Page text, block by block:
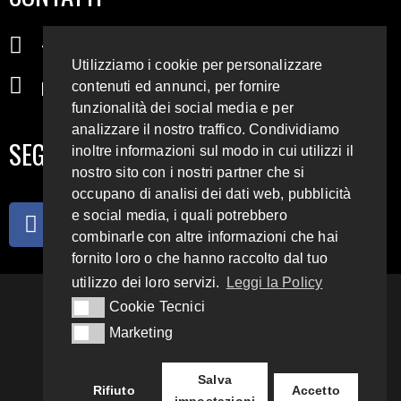
+39 345 72 72 88 5
radiodigiesse@gmail.com
SEGUICI SUI SOCIAL
93.4 E 95.3 FM
Utilizziamo i cookie per personalizzare
contenuti ed annunci, per fornire
funzionalità dei social media e per
analizzare il nostro traffico. Condividiamo
inoltre informazioni sul modo in cui utilizzi il
nostro sito con i nostri partner che si
occupano di analisi dei dati web, pubblicità
e social media, i quali potrebbero
combinarle con altre informazioni che hai
fornito loro o che hanno raccolto dal tuo
utilizzo dei loro servizi.
Leggi la Policy
Cookie Tecnici
Cookie Tecnici
MarketingMarketing
Rifiuto
Salva
Accetto